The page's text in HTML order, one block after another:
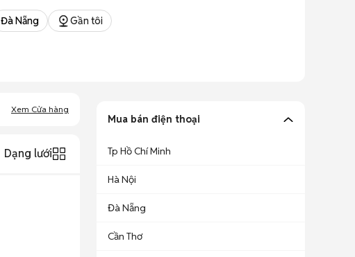
Đà Nẵng Gần tôi
Xem Cửa hàng
Dạng lưới
Mua bán điện thoại
Tp Hồ Chí Minh
Hà Nội
Đà Nẵng
Cần Thơ